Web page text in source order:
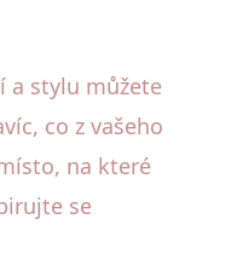
a stylu můžete
co z vašeho
na které
se